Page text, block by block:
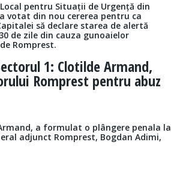
pentru Situații de Urgență din
votat din nou cererea pentru ca
să declare starea de alertă
de zile din cauza gunoaielor
Romprest.
1: Clotilde Armand,
Romprest pentru abuz
a formulat o plângere penala la
adjunct Romprest, Bogdan Adimi,